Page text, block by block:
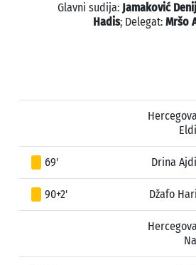
Glavni sudija: Jamaković
Hadis; Delegat: Mršo
69' Drina
90+2' Džafo